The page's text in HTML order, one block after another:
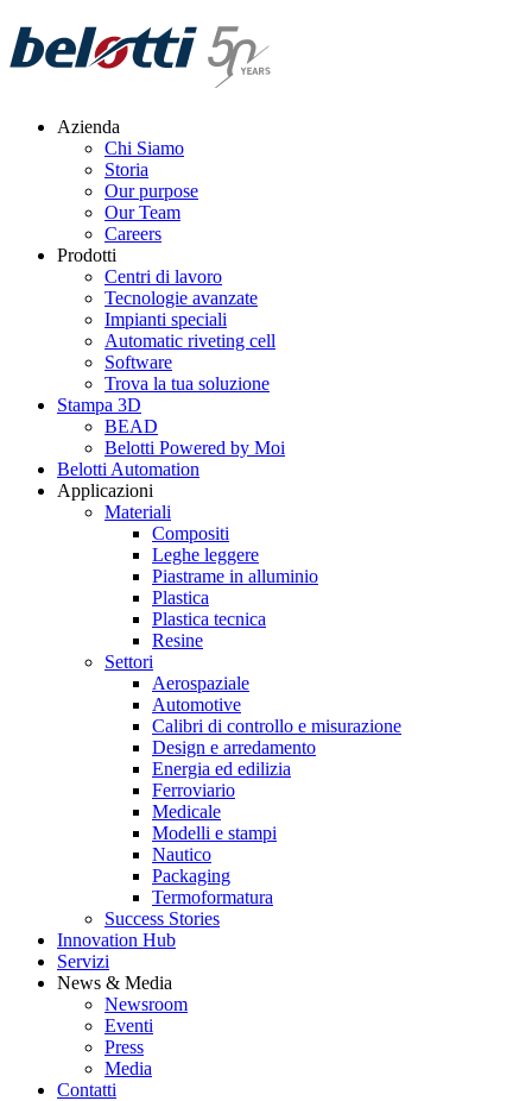
to
content
Azienda
Chi Siamo
Storia
Our purpose
Our Team
Careers
Prodotti
Centri di lavoro
Tecnologie avanzate
Impianti speciali
Automatic riveting cell
Software
Trova la tua soluzione
Stampa 3D
BEAD
Belotti Powered by Moi
Belotti Automation
Applicazioni
Materiali
Compositi
Leghe leggere
Piastrame in alluminio
Plastica
Plastica tecnica
Resine
Settori
Aerospaziale
Automotive
Calibri di controllo e misurazione
Design e arredamento
Energia ed edilizia
Ferroviario
Medicale
Modelli e stampi
Nautico
Packaging
Termoformatura
Success Stories
Innovation Hub
Servizi
News & Media
Newsroom
Eventi
Press
Media
Contatti